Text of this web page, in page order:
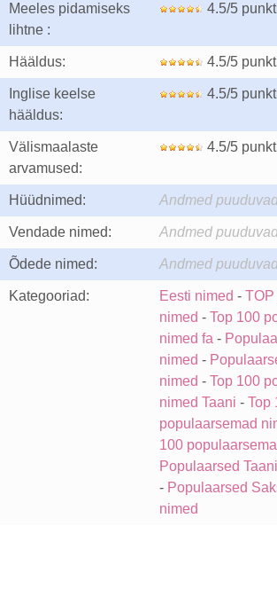
Meeles pidamiseks
lihtne :
4.5/5
Hääldus: 4.5/5
Inglise keelse
hääldus:
4.5/5
Välismaalaste
arvamused:
4.5/5
Hüüdnimed: Andmed
Vendade nimed: Andmed
Õdede nimed: Andmed
Kategooriad: Eesti nimed -
nimed - Top 100
nimed fa -
nimed -
nimed - Top 100
nimed Taani - Top
populaarsemad
100
Populaarsed
- Populaarsed
nimed